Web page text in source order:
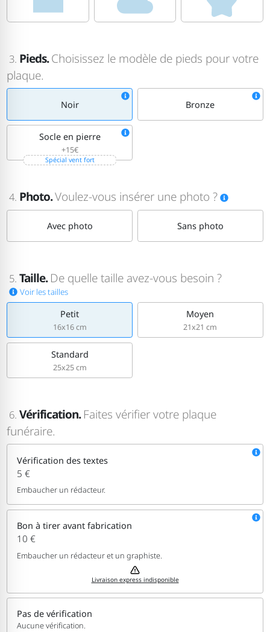
3. Pieds.Choisissez le modèle de pieds pour votre
plaque.
Noir Bronze
Socle en pierre
+15€
Spécial vent fort
4. Photo.Voulez-vous insérer une photo ?
Avec photo Sans photo
5. Taille. De quelle taille avez-vous besoin ?
Voir les tailles
Petit
16x16 cm
Moyen
21x21 cm
Standard
25x25 cm
6. Vérification. Faites vérifier votre plaque
funéraire.
Vérification des textes
5 €
Embaucher un rédacteur.
Bon à tirer avant fabrication
10 €
Embaucher un rédacteur et un graphiste.
Livraison express indisponible
Pas de vérification
Aucune vérification.